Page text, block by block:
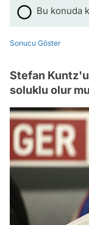
Bu konuda
Sonucu Göster
Stefan
soluklu olur